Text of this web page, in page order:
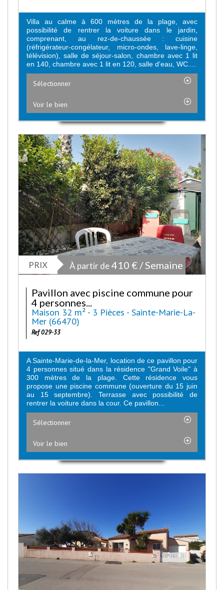
Villa au calme à 600 mètres de la plage, avec
possibilité de rentrer la voiture dans le jardin,
comprenant, au rez-de-chaussée : cuisine
(réfrigérateur-congélateur, micro-ondes, lave-linge,
télévision), salle de séjour-salon, chambre avec 1 lit
en 140, chambre avec 1 lit en 120, salle d'eau, WC....
Sélectionner
Voir le bien
PRIX À partir de410 € / Semaine
Pavillon avec piscine commune pour
4 personnes...
Maison 32 m² - 3 Pièces - Sainte-Marie-La-
Mer (66470)
Ref 029-33
A Sainte-Marie-de-la-Mer, location de ce pavillon pour
4 personnes situé dans la résidence "Grand Voile" à
300 mètres de la plage. Cette résidence vous
propose une piscine commune (ouverture du 15 juin
au 15 septembre). Terrasse avec possibilité de
rentrer la voiture dans la cour. Ce pavillon...
Sélectionner
Voir le bien